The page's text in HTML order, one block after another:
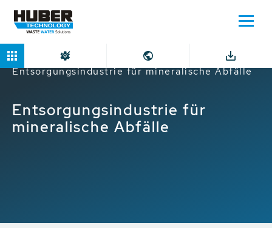
Home Märkte
Industriebetriebe
Entsorgungsindustrie für mineralische Abfälle
Entsorgungsindustrie für
mineralische Abfälle